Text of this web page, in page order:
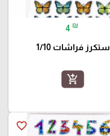
4 ₪
ستكرز فراشات 1/10
add_shopping_cart
favorite_border